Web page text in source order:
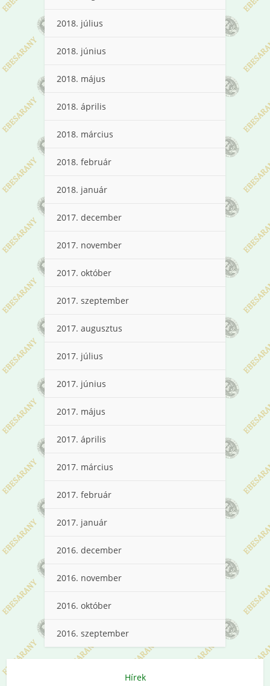
2018. július
2018. június
2018. május
2018. április
2018. március
2018. február
2018. január
2017. december
2017. november
2017. október
2017. szeptember
2017. augusztus
2017. július
2017. június
2017. május
2017. április
2017. március
2017. február
2017. január
2016. december
2016. november
2016. október
2016. szeptember
Hírek